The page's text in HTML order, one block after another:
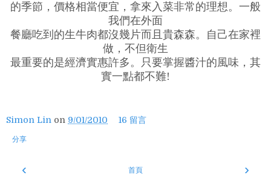
的季節，價格相當便宜，拿來入菜非常的理想。一般
我們在外面
餐廳吃到的生牛肉都沒幾片而且貴森森。自己在家裡
做，不但衛生
最重要的是經濟實惠許多。只要掌握醬汁的風味，其
實一點都不難!
Simon Lin on 9/01/2010 16 留言
分享
‹ ›
首頁